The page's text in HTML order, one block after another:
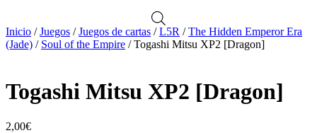
Inicio /Juegos /Juegos de cartas /L5R /The Hidden Emperor Era
(Jade) / Soul of the Empire / Togashi Mitsu XP2 [Dragon]
Togashi Mitsu XP2 [Dragon]
2,00€